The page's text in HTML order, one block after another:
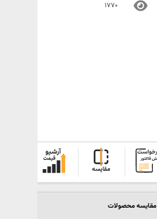
1770
مقایسه محصولات